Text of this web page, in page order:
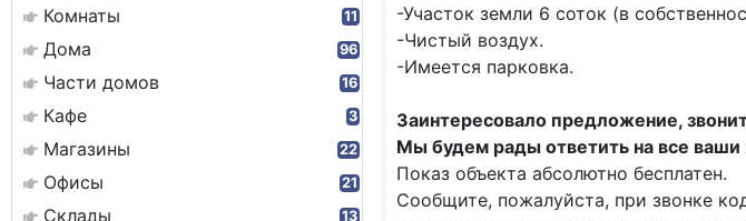
Комнаты 11
Дома 96
Части домов 16
Кафе 3
Магазины 22
Офисы 21
Склады 13
-Участок земли 6 соток (в
-Чистый воздух.
-Имеется парковка.
Заинтересовало предложение,
Мы будем рады ответить на все
Показ объекта абсолютно бесплатен.
Сообщите, пожалуйста, при звонке